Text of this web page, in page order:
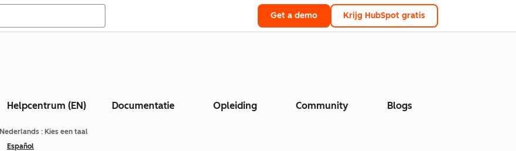
Get a demo Krijg HubSpot gratis
Helpcentrum (EN) Documentatie Opleiding Community Blogs
Nederlands : Kies een taal
Español